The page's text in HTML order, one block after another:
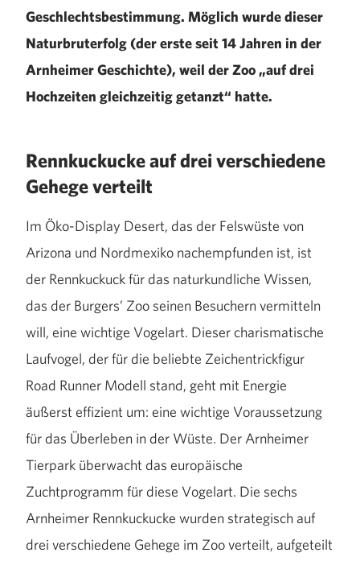
Geschlechtsbestimmung. Möglich wurde dieser
Naturbruterfolg (der erste seit 14 Jahren in der
Arnheimer Geschichte), weil der Zoo „auf drei
Hochzeiten gleichzeitig getanzt“ hatte.
Rennkuckucke auf drei verschiedene
Gehege verteilt
Im Öko-Display Desert, das der Felswüste von
Arizona und Nordmexiko nachempfunden ist, ist
der Rennkuckuck für das naturkundliche Wissen,
das der Burgers’ Zoo seinen Besuchern vermitteln
will, eine wichtige Vogelart. Dieser charismatische
Laufvogel, der für die beliebte Zeichentrickfigur
Road Runner Modell stand, geht mit Energie
äußerst effizient um: eine wichtige Voraussetzung
für das Überleben in der Wüste. Der Arnheimer
Tierpark überwacht das europäische
Zuchtprogramm für diese Vogelart. Die sechs
Arnheimer Rennkuckucke wurden strategisch auf
drei verschiedene Gehege im Zoo verteilt, aufgeteilt